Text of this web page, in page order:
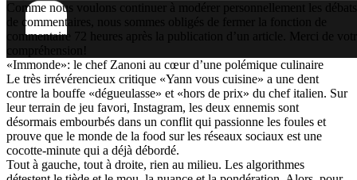
Comme nous voulons continuer à modérer personnellement les débats
de commentaires, nous sommes obligés de fermer la fonction de
commentaire 72 heures après la publication d’un article. Merci de
compréhension!
«Immonde»: le chef Zanoni au cœur d’une polémique culinaire
Le très irrévérencieux critique «Yann vous cuisine» a une dent
contre la bouffe «dégueulasse» et «hors de prix» du chef italien. Sur
leur terrain de jeu favori, Instagram, les deux ennemis sont
désormais embourbés dans un conflit qui passionne les foules et
prouve que le monde de la food sur les réseaux sociaux est une
cocotte-minute qui a déjà débordé.
Tout à gauche, tout à droite, rien au milieu. Les algorithmes